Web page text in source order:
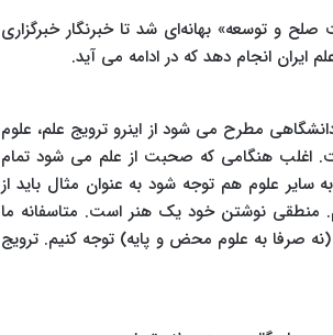
علم در خدمت صلح و توسعه» بهانه‌ای شد تا خبرنگار خبرگزاری
انجام دهد که در ادامه می آید.
مطرح می شود از اینرو ترویج علم، علوم
اغلب هنگامی که صحبت از علم می شود تمام
علوم هم توجه شود به عنوان مثال باید از
منطقی نوشتن خود یک هنر است. متاسفانه ما
(نه صرفا به علوم محض و پایه) توجه کنیم. ترویج